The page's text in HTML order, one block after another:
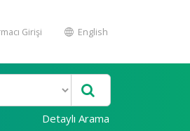
Girişi English
Detaylı Arama